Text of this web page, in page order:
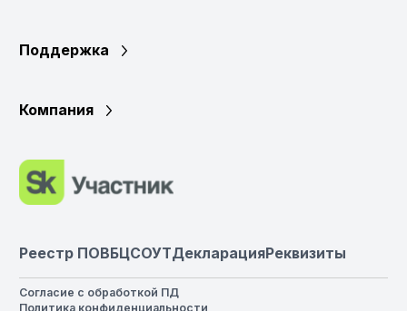
Поддержка
Компания
Реестр ПОВБЦСОУТДекларацияРеквизиты
Согласие с обработкой ПД
Политика конфиденциальности